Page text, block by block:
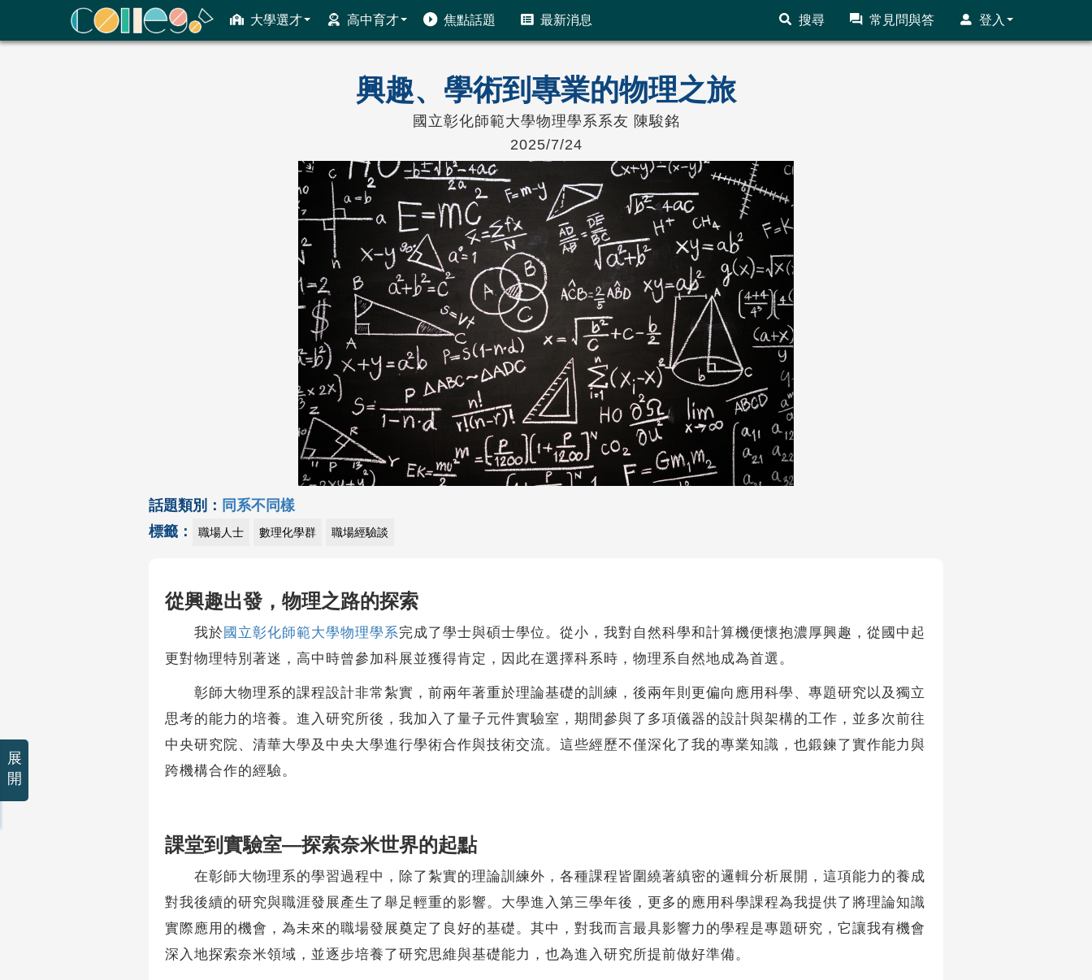
大學選才 高中育才 焦點話題 最新消息 搜尋 常見問與答 登入
ColleGo! 大學選才與高中育才輔助系統
興趣、學術到專業的物理之旅
國立彰化師範大學物理學系系友 陳駿銘
2025/7/24
話題類別： 同系不同樣
標籤：
職場人士 數理化學群 職場經驗談
從興趣出發，物理之路的探索
我於國立彰化師範大學物理學系完成了學士與碩士學位。從小，我對自然科學和計算機便懷抱濃厚興趣，從國中起
更對物理特別著迷，高中時曾參加科展並獲得肯定，因此在選擇科系時，物理系自然地成為首選。
彰師大物理系的課程設計非常紮實，前兩年著重於理論基礎的訓練，後兩年則更偏向應用科學、專題研究以及獨立
思考的能力的培養。進入研究所後，我加入了量子元件實驗室，期間參與了多項儀器的設計與架構的工作，並多次前往
中央研究院、清華大學及中央大學進行學術合作與技術交流。這些經歷不僅深化了我的專業知識，也鍛鍊了實作能力與
跨機構合作的經驗。
課堂到實驗室—探索奈米世界的起點
在彰師大物理系的學習過程中，除了紮實的理論訓練外，各種課程皆圍繞著縝密的邏輯分析展開，這項能力的養成
對我後續的研究與職涯發展產生了舉足輕重的影響。大學進入第三學年後，更多的應用科學課程為我提供了將理論知識
實際應用的機會，為未來的職場發展奠定了良好的基礎。其中，對我而言最具影響力的學程是專題研究，它讓我有機會
深入地探索奈米領域，並逐步培養了研究思維與基礎能力，也為進入研究所提前做好準備。
展
開